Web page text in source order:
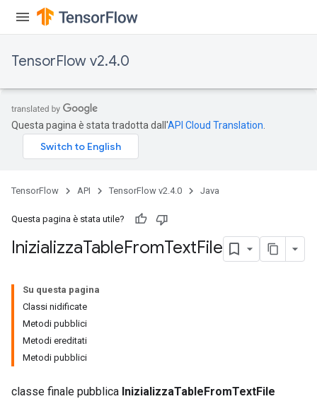
TensorFlow v2.4.0
Questa pagina è stata tradotta dall'API Cloud Translation
TensorFlow API TensorFlow v2.4.0 Java
Questa pagina è stata utile?
InizializzaTableFromTextFile
Su questa pagina
Classi nidificate
Metodi pubblici
Metodi ereditati
Metodi pubblici
classe finale pubblica InizializzaTableFromTextFile